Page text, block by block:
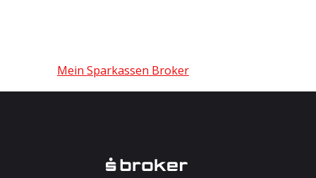
Mein Sparkassen Broker